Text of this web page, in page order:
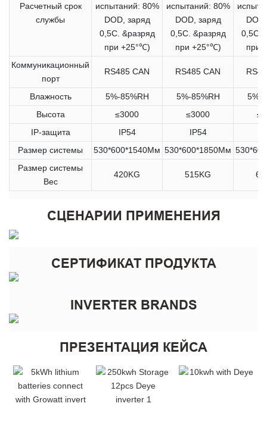
Расчетный срок
службы
испытаний: 80%
DOD, заряд
0,5C. &разряд
при +25°℃)
испытаний: 80%
DOD, заряд
0,5C. &разряд
при +25°℃)
0,5C.
при
Коммуникационный
порт
RS485 CAN RS485 CAN
Влажность 5%-85%RH 5%-85%RH
5%-
Высота
≤3000 ≤3000
IP-защита
IP54 IP54
Размер системы
530*600*1540Мм 530*600*1850Мм
Размер системы
Вес
420KG 515KG
СЦЕНАРИИ ПРИМЕНЕНИЯ
СЕРТИФИКАТ ПРОДУКТА
INVERTER BRANDS
ПРЕЗЕНТАЦИЯ КЕЙСА